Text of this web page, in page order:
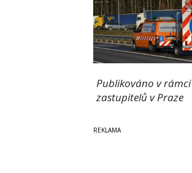
Publikováno v
zastupitelů v Praze